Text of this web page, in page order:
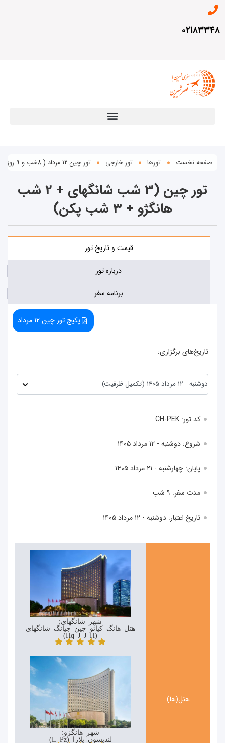
نخست تورها تور خارجی تور چین 12 مرداد ( 8شب و 9 روز)
تور چین (3 شب شانگهای + 2 شب
هانگژو + 3 شب پکن)
قیمت و تاریخ تور
درباره تور
برنامه سفر
پکیج تور چین 12 مرداد
برگزاری:
کد تور: CH-PEK
شروع: دوشنبه - ۱۲ مرداد ۱۴۰۵
پایان: چهارشنبه - ۲۱ مرداد ۱۴۰۵
مدت سفر: ۹ شب
تاریخ اعتبار: دوشنبه - ۱۲ مرداد ۱۴۰۵
شهر شانگهای:
هتل هانگ کیائو جین جیانگ شانگهای
شهر هانگژو:
لندیسون پلازا (Landison Plaza)